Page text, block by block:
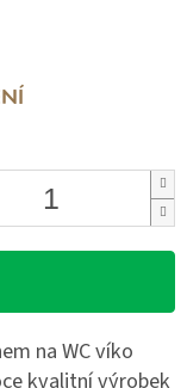
na WC víko
kvalitní výrobek